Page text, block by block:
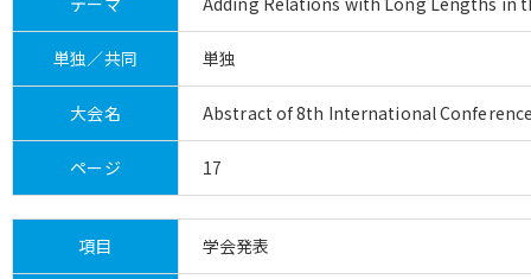
単独／共同 単独
大会名 Abstract of 8th International
ページ 17
項目 学会発表